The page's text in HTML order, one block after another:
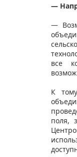
—
—
все
К
поля,